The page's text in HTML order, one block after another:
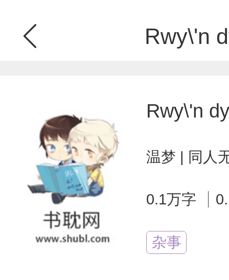
Rwy\'n
Rwy\'n
温梦 | 同人
0.1万字
杂事